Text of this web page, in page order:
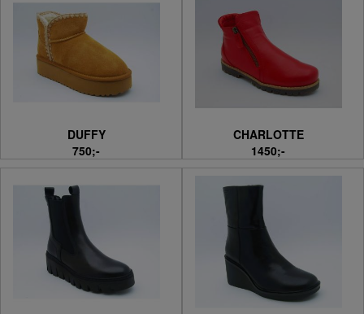
DUFFY
750;-
CHARLOTTE
1450;-